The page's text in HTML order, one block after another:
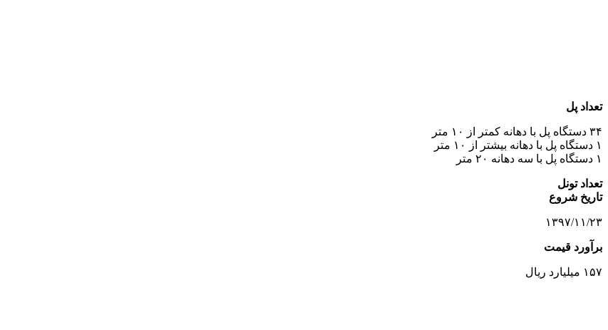
تعداد پل
۳۴ دستگاه پل با دهانه کمتر از ۱۰ متر
۱ دستگاه پل با دهانه بیشتر از ۱۰ متر
۱ دستگاه پل با سه دهانه ۲۰ متر
تعداد تونل
تاریخ شروع
۱۳۹۷/۱۱/۲۳
برآورد قیمت
۱۵۷ میلیارد ریال